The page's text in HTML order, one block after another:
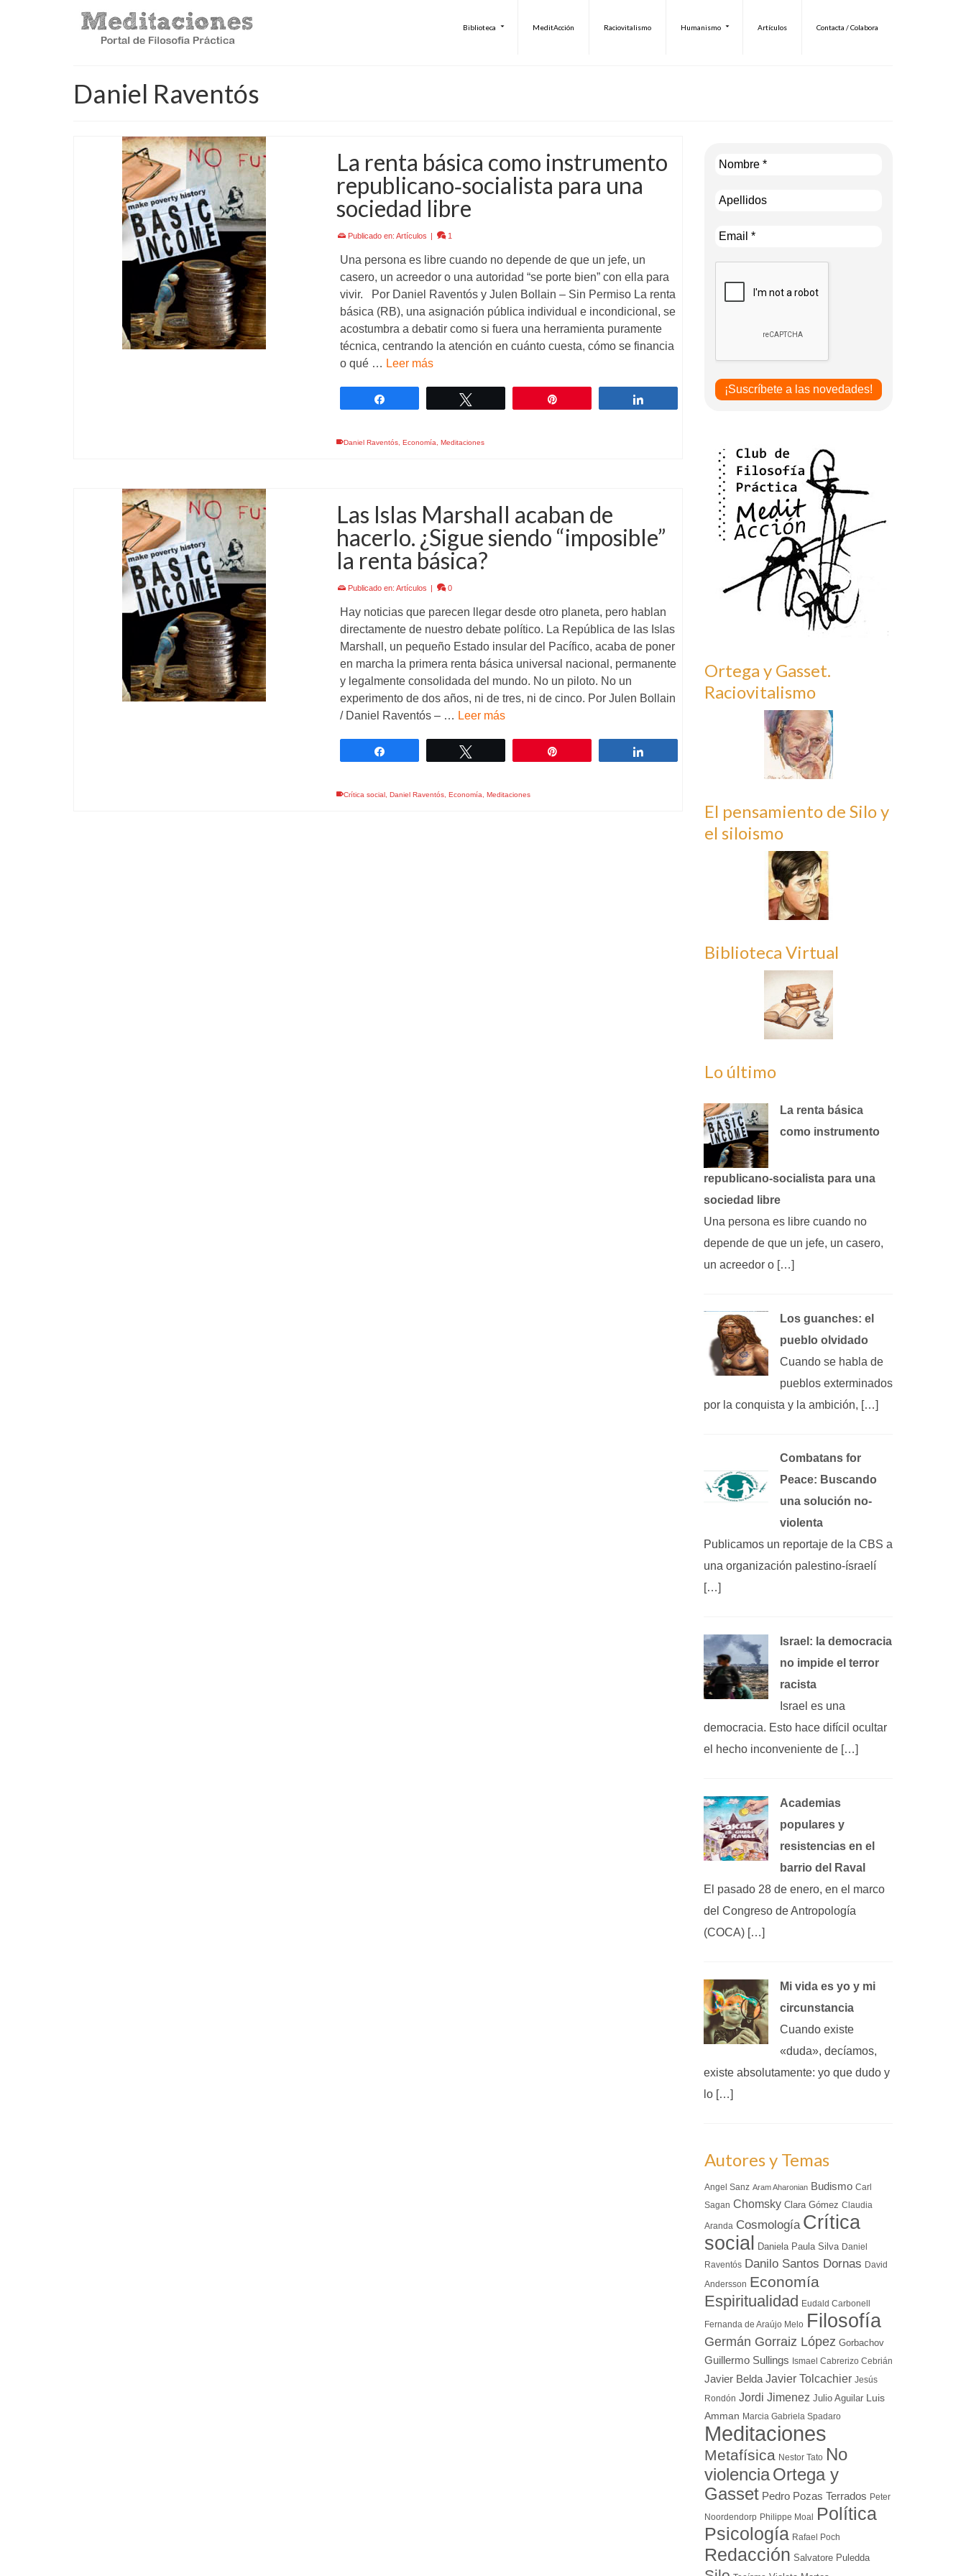
Biblioteca MeditAcción Raciovitalismo Humanismo Artículos Contacta / Colabora
Daniel Raventós
La renta básica como instrumento
republicano‑socialista para una
sociedad libre
Publicado en: Artículos | 1
Una persona es libre cuando no depende de que un jefe, un
casero, un acreedor o una autoridad “se porte bien” con ella para
vivir. Por Daniel Raventós y Julen Bollain – Sin Permiso La renta
básica (RB), una asignación pública individual e incondicional, se
acostumbra a debatir como si fuera una herramienta puramente
técnica, centrando la atención en cuánto cuesta, cómo se financia
o qué … Leer más
Daniel Raventós, Economía Meditaciones
Las Islas Marshall acaban de
hacerlo. ¿Sigue siendo “imposible”
la renta básica?
Publicado en: Artículos | 0
Hay noticias que parecen llegar desde otro planeta, pero hablan
directamente de nuestro debate político. La República de las Islas
Marshall, un pequeño Estado insular del Pacífico, acaba de poner
en marcha la primera renta básica universal nacional, permanente
y legalmente consolidada del mundo. No un piloto. No un
experimento de dos años, ni de tres, ni de cinco. Por Julen Bollain
/ Daniel Raventós – … Leer más
Crítica social, Daniel Raventós, Economía Meditaciones
Ortega y Gasset.
Raciovitalismo
El pensamiento de Silo y
el siloismo
Biblioteca Virtual
Lo último
La renta básica
como instrumento
republicano‑socialista para una
sociedad libre
Una persona es libre cuando no
depende de que un jefe, un casero,
un acreedor o […]
Los guanches: el
pueblo olvidado
Cuando se habla de
pueblos exterminados
por la conquista y la ambición, […]
Combatans for
Peace: Buscando
una solución no-
violenta
Publicamos un reportaje de la CBS a
una organización palestino-ísraelí
[…]
Israel: la democracia
no impide el terror
racista
Israel es una
democracia. Esto hace difícil ocultar
el hecho inconveniente de […]
Academias
populares y
resistencias en el
barrio del Raval
El pasado 28 de enero, en el marco
del Congreso de Antropología
(COCA) […]
Mi vida es yo y mi
circunstancia
Cuando existe
«duda», decíamos,
existe absolutamente: yo que dudo y
lo […]
Autores y Temas
Angel Sanz Aram Aharonian Budismo Carl
Sagan Chomsky Clara Gómez Claudia
Aranda Cosmología Crítica
social
Daniela Paula Silva Daniel
Raventós Danilo Santos Dornas David
Andersson Economía
Espiritualidad Eudald Carbonell
Fernanda de Araújo Melo Filosofía
Germán Gorraiz López Gorbachov
Guillermo Sullings Ismael Cabrerizo Cebrián
Javier Belda Javier Tolcachier Jesús
Rondón Jordi Jimenez Julio Aguilar Luis
Amman Marcia Gabriela Spadaro
Meditaciones
Metafísica Nestor Tato No
violencia Ortega y
Gasset Pedro Pozas Terrados Peter
Noordendorp Philippe Moal Política
Psicología Rafael Poch
Redacción Salvatore Puledda